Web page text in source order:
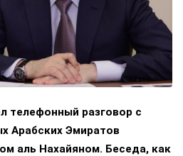
телефонный разговор с
Арабских Эмиратов
аль Нахайяном. Беседа, как